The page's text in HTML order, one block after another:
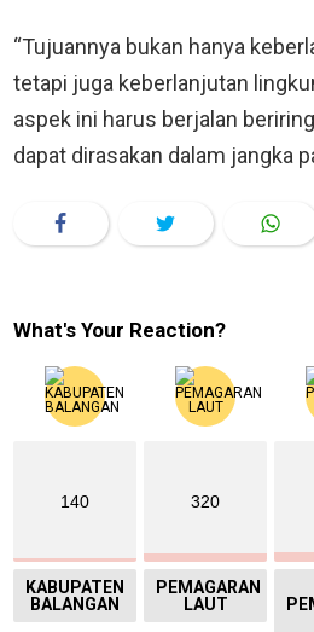
“Tujuannya bukan hanya
tetapi juga keberlanjutan
aspek ini harus berjalan
dapat dirasakan dalam jangka
What's Your Reaction?
140
KABUPATEN
BALANGAN
320
PEMAGARAN
LAUT